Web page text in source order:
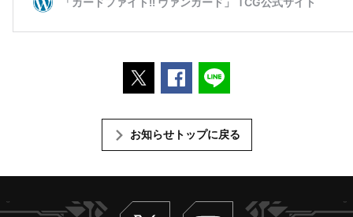
ポストするFacebookでシェアする
お知らせトップに戻る
Twitter ヴァンガードch